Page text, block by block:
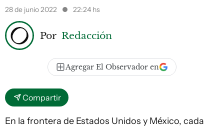
28 de junio 2022 22:24 hs
Por Redacción
Agregar El Observador en
Compartir
En la frontera de Estados Unidos y México, cada